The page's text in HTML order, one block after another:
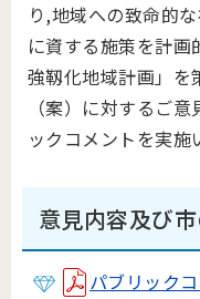
り,地域への致命的
に資する施策を計画
強靱化地域計画」を
（案）に対するご
ックコメントを実施
意見内容及び
パブリック